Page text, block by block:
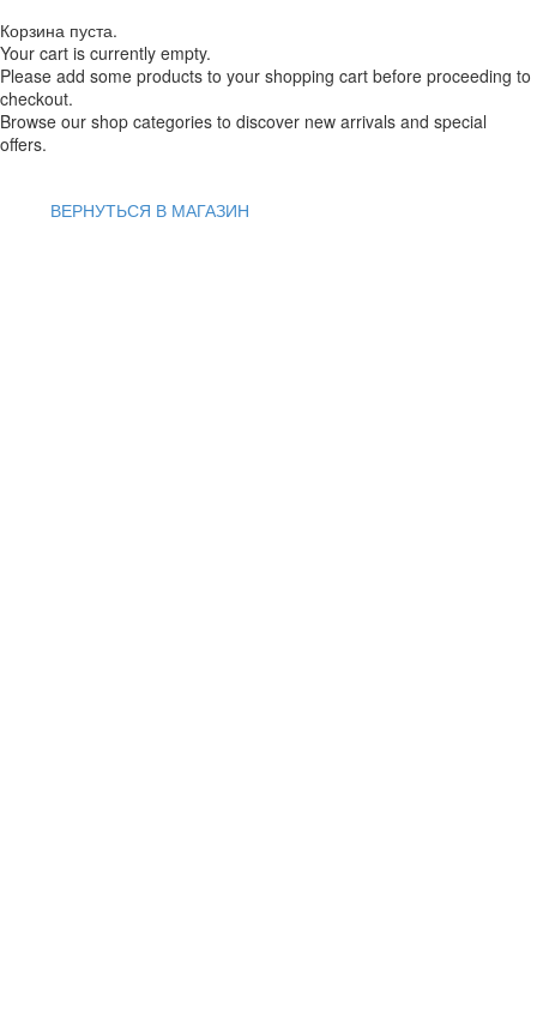
Корзина пуста.
Your cart is currently empty.
Please add some products to your shopping cart before proceeding to
checkout.
Browse our shop categories to discover new arrivals and special
offers.
ВЕРНУТЬСЯ В МАГАЗИН